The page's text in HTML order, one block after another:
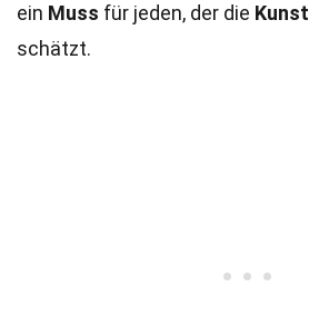
ein Muss für jeden, der die Kunst
schätzt.